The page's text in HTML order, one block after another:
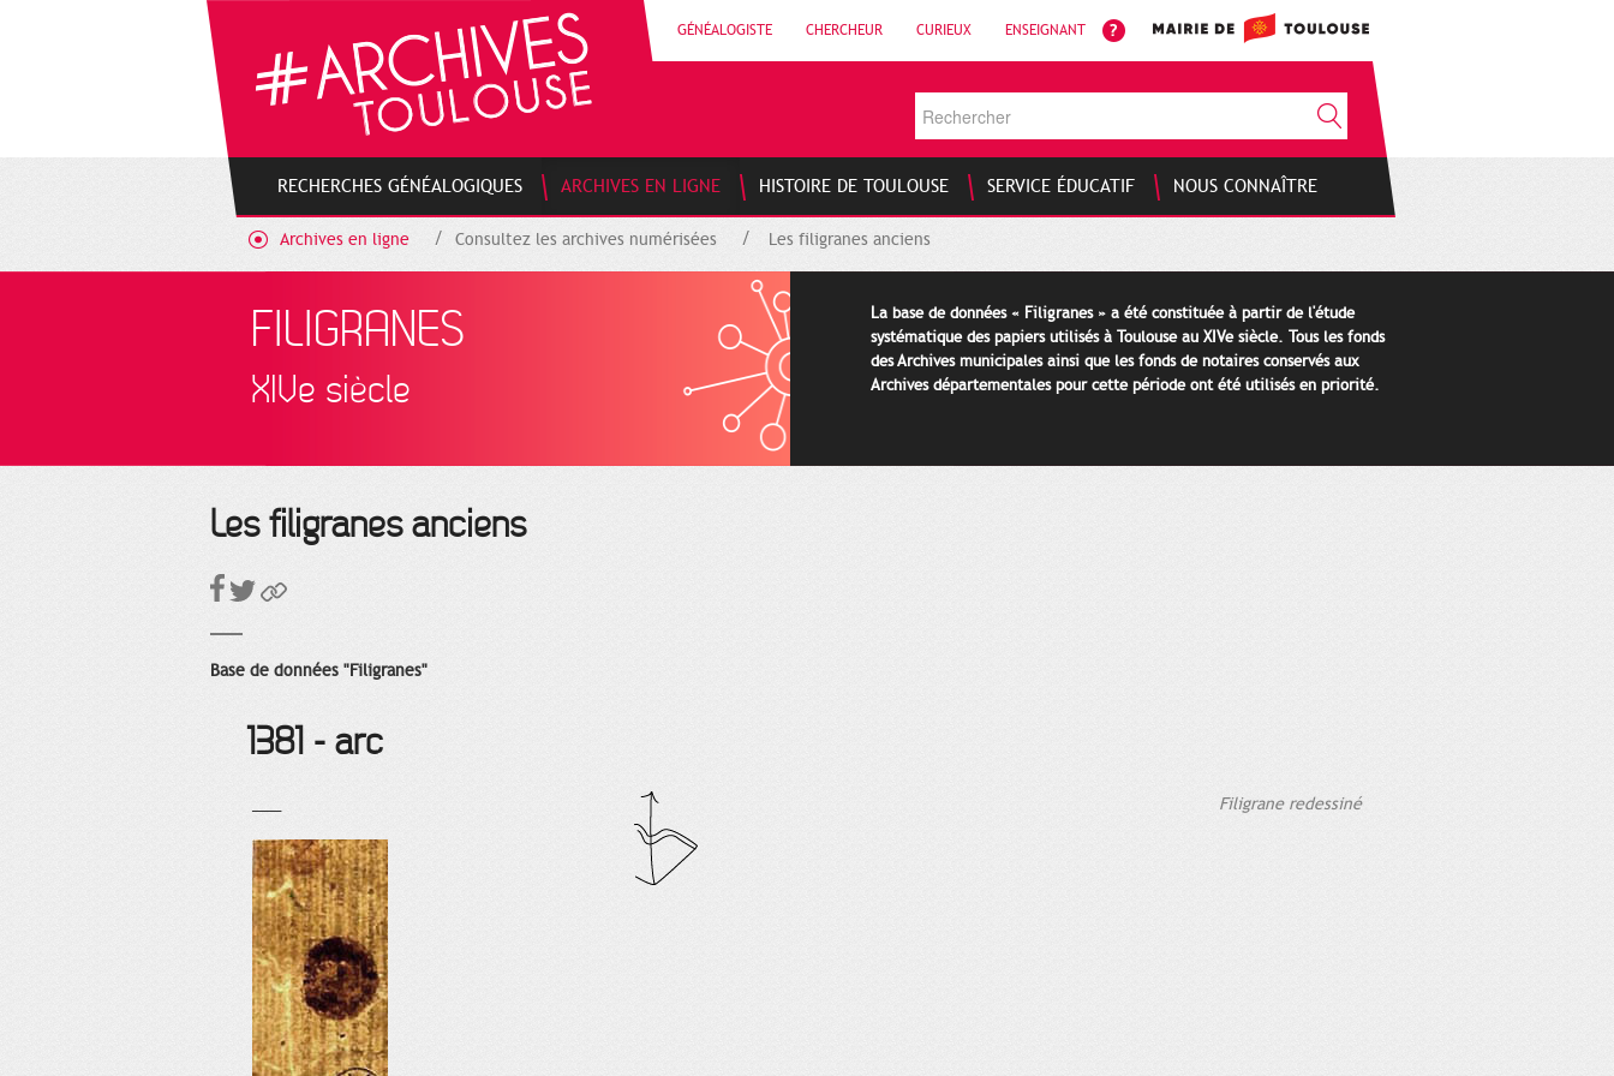
GÉNÉALOGISTE CHERCHEUR CURIEUX ENSEIGNANT
RECHERCHES GÉNÉALOGIQUES ARCHIVES EN LIGNE HISTOIRE DE TOULOUSE SERVICE ÉDUCATIF NOUS CONNAÎTRE
Archives en ligne Consultez les archives numérisées Les filigranes anciens
FILIGRANES
XIVe siècle
La base de données « Filigranes » a été constituée à partir de l'étude
systématique des papiers utilisés à Toulouse au XIVe siècle. Tous les fonds
des Archives municipales ainsi que les fonds de notaires conservés aux
Archives départementales pour cette période ont été utilisés en priorité.
Les filigranes anciens
Base de données "Filigranes"
1381 - arc
Filigrane redessiné
Gestion de vos préférences sur les cookies